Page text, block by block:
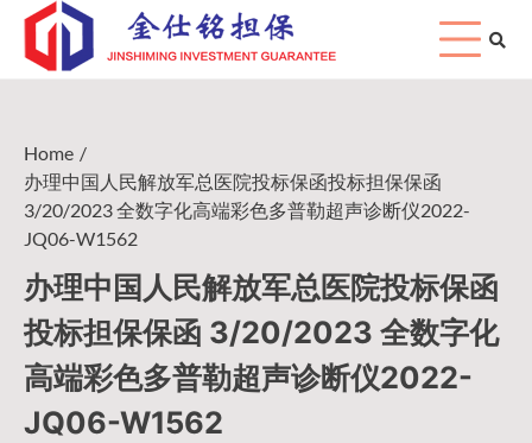
Skip
content
Home
办理中国人民解放军总医院投标保函投标担保保函
3/20/2023 全数字化高端彩色多普勒超声诊断仪2022-
JQ06-W1562
办理中国人民解放军总医院投标保函
投标担保保函 3/20/2023 全数字化
高端彩色多普勒超声诊断仪2022-
JQ06-W1562